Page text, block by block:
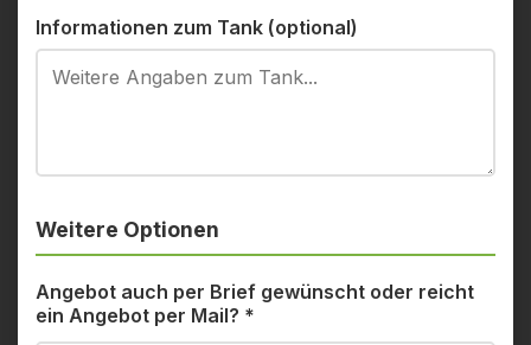
Informationen zum Tank (optional)
Weitere Optionen
Angebot auch per Brief gewünscht oder reicht
ein Angebot per Mail? *